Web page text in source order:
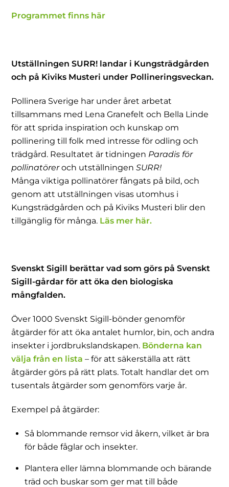
Programmet finns här
Utställningen SURR! landar i Kungsträdgården
och på Kiviks Musteri under Pollineringsveckan.
Pollinera Sverige har under året arbetat
tillsammans med Lena Granefelt och Bella Linde
för att sprida inspiration och kunskap om
pollinering till folk med intresse för odling och
trädgård. Resultatet är tidningen Paradis för
pollinatöreroch utställningen SURR!
Många viktiga pollinatörer fångats på bild, och
genom att utställningen visas utomhus i
Kungsträdgården och på Kiviks Musteri blir den
tillgänglig för många. Läs mer här.
Svenskt Sigill berättar vad som görs på Svenskt
Sigill-gårdar för att öka den biologiska
mångfalden.
Över 1000 Svenskt Sigill-bönder genomför
åtgärder för att öka antalet humlor, bin, och andra
insekter i jordbrukslandskapen. Bönderna kan
välja från en lista – för att säkerställa att rätt
åtgärder görs på rätt plats. Totalt handlar det om
tusentals åtgärder som genomförs varje år.
Exempel på åtgärder:
Så blommande remsor vid åkern, vilket är bra
för både fåglar och insekter.
Plantera eller lämna blommande och bärande
träd och buskar som ger mat till både